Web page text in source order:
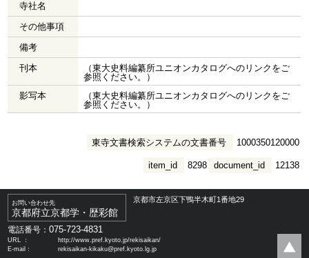
寺社名
その他事項
備考
刊本
（東大史料編纂所ユニオンカタログへのリンクをご
参照ください。）
影写本
（東大史料編纂所ユニオンカタログへのリンクをご
参照ください。）
東寺文書検索システムの文書番号 1000350120000
document_id 12138
item_id 8298
お問い合わせ先
京都府立京都学・歴彩館
京都市左京区下鴨半木町1番地29
電話番号：075-723-4831
URL ：
http://www.pref.kyoto.jp/rekisaikan/
E-mail：
rekisaikan-kikaku@pref.kyoto.lg.jp